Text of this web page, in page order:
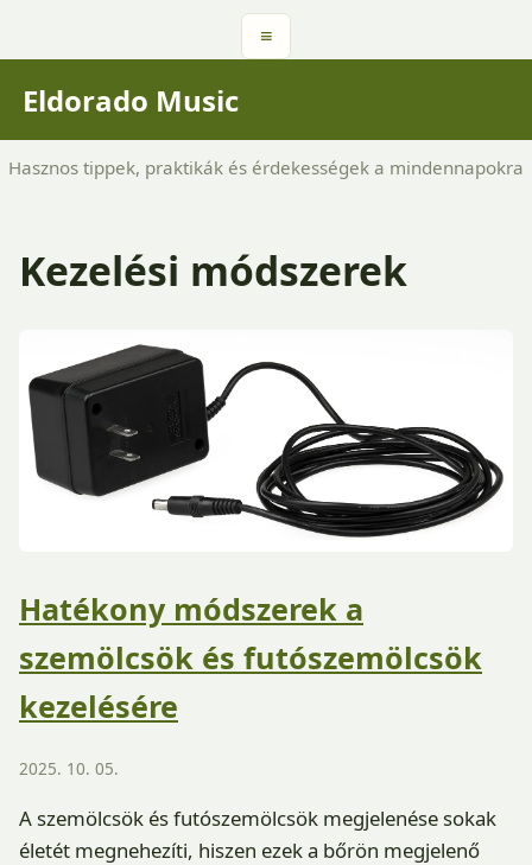
≡
Eldorado Music
Hasznos tippek, praktikák és érdekességek a mindennapokra
Kezelési módszerek
Hatékony módszerek a
szemölcsök és futószemölcsök
kezelésére
2025. 10. 05.
A szemölcsök és futószemölcsök megjelenése sokak
életét megnehezíti, hiszen ezek a bőrön megjelenő